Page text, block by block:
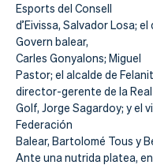
Esports del Consell
d’Eivissa, Salvador Losa;
Govern balear,
Carles Gonyalons; Miguel
Pastor; el alcalde de
director-gerente de la
Golf, Jorge Sagardoy; y el
Federación
Balear, Bartolomé Tous y
Ante una nutrida platea,